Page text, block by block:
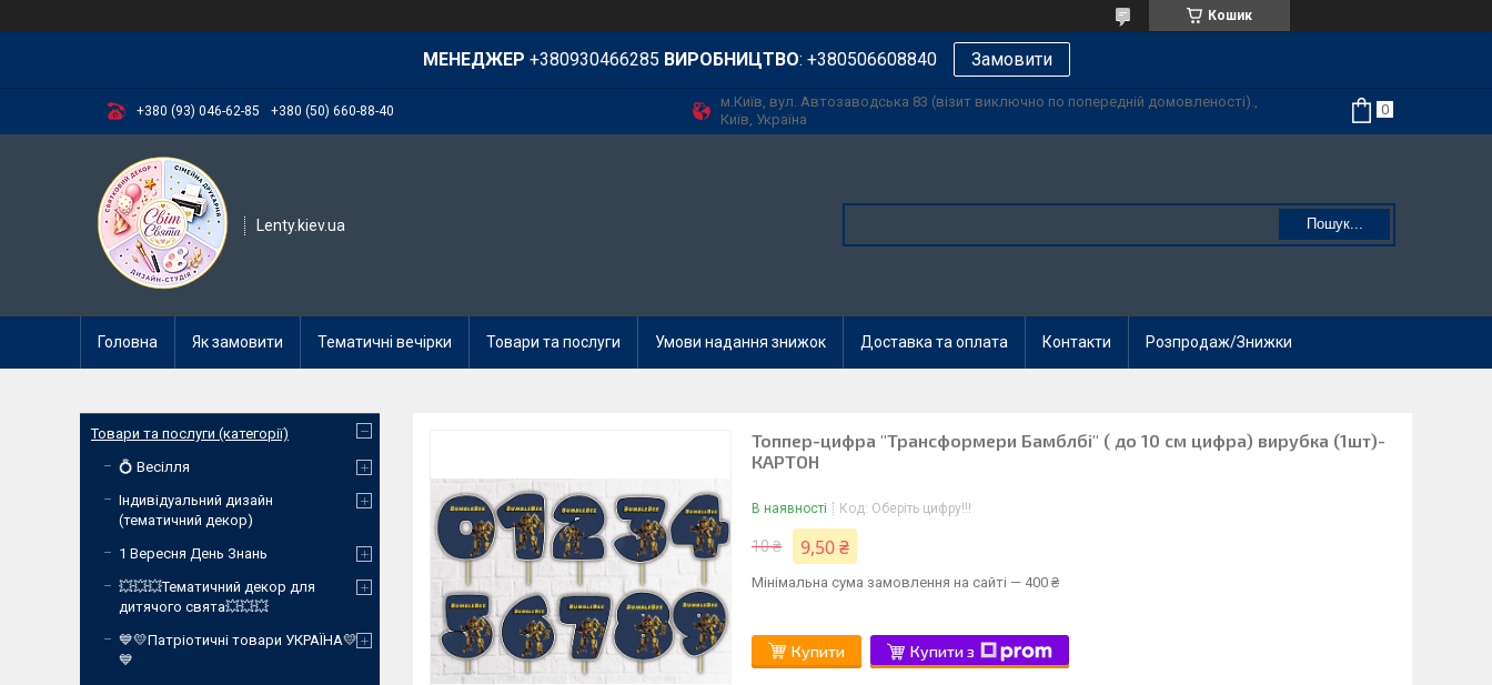
Кошик
МЕНЕДЖЕР +380930466285 ВИРОБНИЦТВО: +380506608840 Замовити
+380 (93) 046-62-85 +380 (50) 660-88-40
м.Київ, вул. Автозаводська 83 (візит виключно по попередній домовленості).,
Київ, Україна
Lenty.kiev.ua Пошук...
Головна Як замовити Тематичні вечірки Товари та послуги Умови надання знижок Доставка та оплата Контакти Розпродаж/Знижки
Топпер-цифра "Трансформери Бамблбі" ( до 10 см цифра) вирубка (1шт)-
КАРТОН
В наявності Код: Оберіть цифру!!!
10 ₴ 9,50 ₴
Мінімальна сума замовлення на сайті — 400 ₴
Купити Купити з
Товари та послуги (категорії)
💍 Весілля
Індивідуальний дизайн
(тематичний декор)
1 Вересня День Знань
💥💥💥Тематичний декор для
дитячого свята💥💥💥
💙💛Патріотичні товари УКРАЇНА💛
💙